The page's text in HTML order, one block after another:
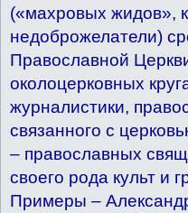
(«махровых жидов»,
недоброжелатели)
Православной
околоцерковных
журналистики,
связанного с
– православных
своего рода культ и
Примеры –